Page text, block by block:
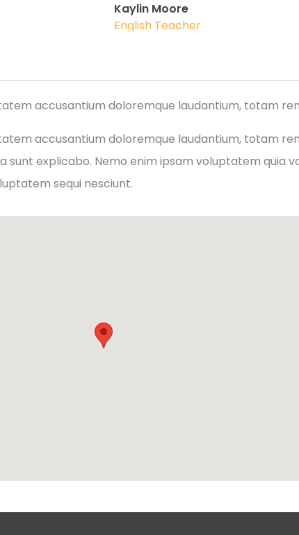
Kaylin Moore
English Teacher
accusantium doloremque laudantium, totam
accusantium doloremque laudantium, totam
explicabo. Nemo enim ipsam voluptatem quia
sequi nesciunt.